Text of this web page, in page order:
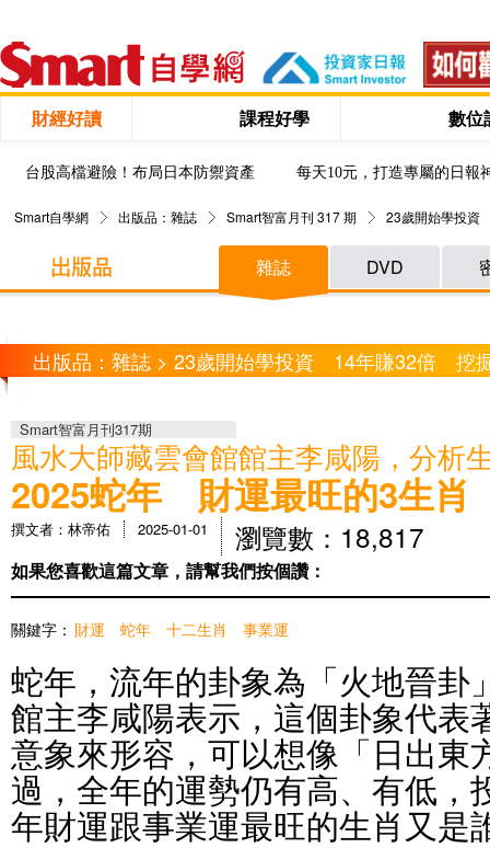
財經好讀 課程好學 數位
台股高檔避險！布局日本防禦資產 每天10元，打造專屬的日報
Smart自學網 出版品：雜誌 Smart智富月刊 317 期 23歲開始學投
雜誌 DVD
出版品：雜誌 > 23歲開始學投資 14年賺32倍 挖
Smart智富月刊317期
風水大師藏雲會館館主李咸陽，分析
2025蛇年 財運最旺的3生肖
撰文者：林帝佑 2025-01-01 瀏覽數：18,817
如果您喜歡這篇文章，請幫我們按個讚：
關鍵字： 財運 蛇年 十二生肖 事業運
蛇年，流年的卦象為「火地晉卦
館主李咸陽表示，這個卦象代表
意象來形容，可以想像「日出東
過，全年的運勢仍有高、有低，
年財運跟事業運最旺的生肖又是